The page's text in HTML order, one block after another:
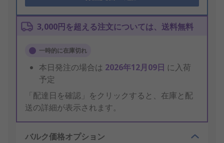
3,000円を超える注文については、送料無料
一時的に在庫切れ
本日発注の場合は 2026年12月09日 に入荷
予定
「配達日を確認」をクリックすると、在庫と配
送の詳細が表示されます。
バルク価格オプション